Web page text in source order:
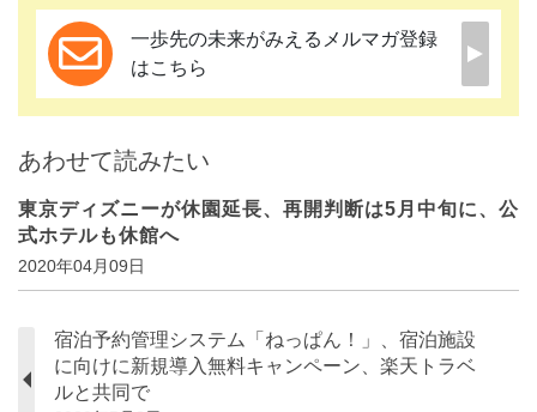
一歩先の未来がみえるメルマガ登録
はこちら
あわせて読みたい
東京ディズニーが休園延長、再開判断は5月中旬に、公
式ホテルも休館へ
2020年04月09日
宿泊予約管理システム「ねっぱん！」、宿泊施設
に向けに新規導入無料キャンペーン、楽天トラベ
ルと共同で